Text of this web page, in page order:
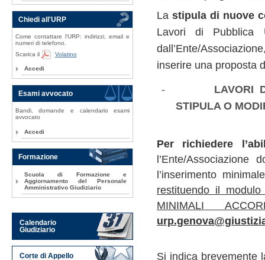
La stipula di nuove
Lavori di Pubblica
dall’Ente/
inserire una proposta
-
LAVORI
STIPULA O
Per richiedere
l’Ente/
l’inserimento
restituendo il modulo
MINIMALI
Si indica brevemente
Chiedi all'URP
Come contattare l'URP: indirizzi, email e
numeri di telefono.
Scarica il
Volatino
Accedi
Esami avvocato
Bandi, domande e calendario esami
avvocato
Accedi
Formazione
Scuola di Formazione e
Aggiornamento del Personale
Amministrativo Giudiziario
Calendario
Giudiziario
Corte di Appello